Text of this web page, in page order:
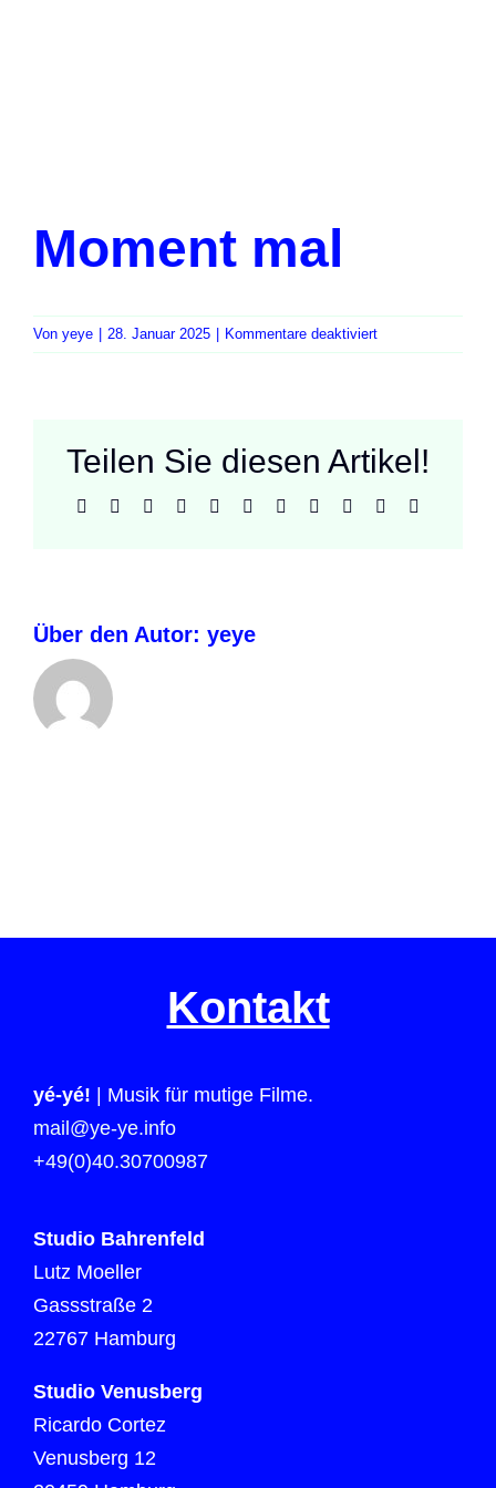
Moment mal
Von yeye 28. Januar 2025 Kommentare deaktiviertfür
Moment
Teilen Sie diesen Artikel!
Facebook Reddit LinkedInWhatsAppTelegram
TumblrPinterest Xing
Über den Autor: yeye
Kontakt
yé-yé! | Musik für mutige Filme.
mail@ye-ye.info
+49(0)40.30700987
Studio Bahrenfeld
Lutz Moeller
Gassstraße 2
22767 Hamburg
Studio Venusberg
Ricardo Cortez
Venusberg 12